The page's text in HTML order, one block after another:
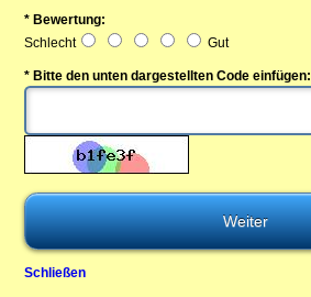
* Bewertung:
Schlecht
Gut
* Bitte den unten dargestellten Code einfügen:
Schließen